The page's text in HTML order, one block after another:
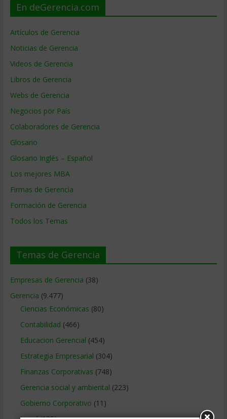
En deGerencia.com
Artículos de Gerencia
Noticias de Gerencia
Videos de Gerencia
Libros de Gerencia
Webs de Gerencia
Negocios por País
Colaboradores de Gerencia
Glosario
Glosario Inglés – Español
Los mejores MBA
Firmas de Gerencia
Formación de Gerencia
Todos los Temas
Temas de Gerencia
Empresas de Gerencia (38)
Gerencia (9.477)
Ciencias Económicas (80)
Contabilidad (466)
Educacion Gerencial (454)
Estrategia Empresarial (304)
Finanzas Corporativas (748)
Gerencia social y ambiental (223)
Gobierno Corporativo (11)